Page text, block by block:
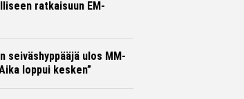
ratkaisuun EM-
seiväshyppääjä ulos MM-
loppui kesken”